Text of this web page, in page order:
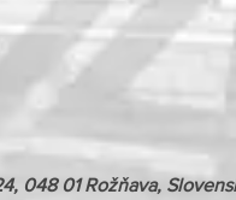
048 01 Rožňava,